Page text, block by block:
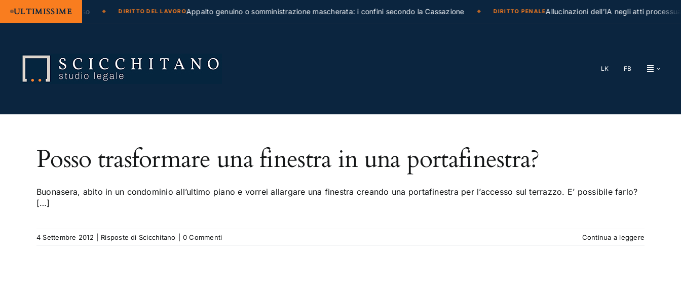
ULTIMISSIME
legale e regresso DIRITTO DEL LAVOROAppalto genuino o somministrazione mascherata: i confini secondo la Cassazione DIRITTO PENALEAllucinazioni dell’IA negli atti
LK FB
Posso trasformare una finestra in una portafinestra?
Buonasera, abito in un condominio all’ultimo piano e vorrei allargare una finestra creando una portafinestra per l’accesso sul terrazzo. E’ possibile farlo?
[…]
4 Settembre 2012 Risposte di Scicchitano 0 Commenti Continua a leggere